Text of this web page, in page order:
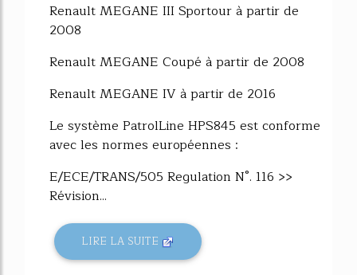
Renault MEGANE III Sportour à partir de
2008
Renault MEGANE Coupé à partir de 2008
Renault MEGANE IV à partir de 2016
Le système PatrolLine HPS845 est conforme
avec les normes européennes :
E/ECE/TRANS/505 Regulation N°. 116 >>
Révision...
LIRE LA SUITE